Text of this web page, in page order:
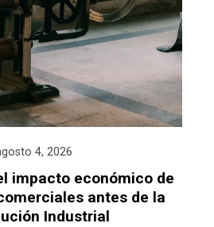
4, 2026
impacto económico de
antes de la
Industrial